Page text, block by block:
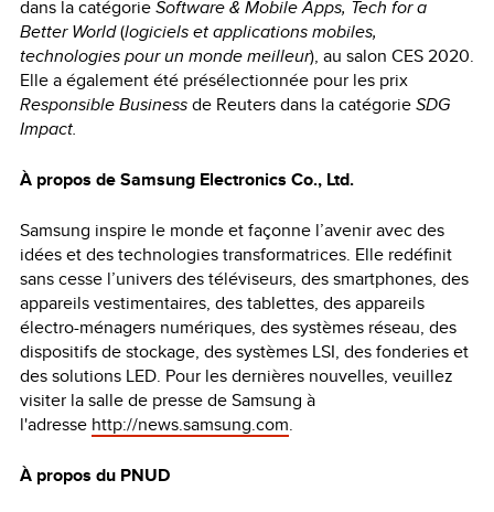
dans la catégorieSoftware & Mobile Apps, Tech for a
Better World(logiciels et applications mobiles,
technologies pour un monde meilleur), au salon CES 2020.
Elle a également été présélectionnée pour les prix
Responsible Businessde Reuters dans la catégorieSDG
Impact.
À propos de Samsung Electronics Co., Ltd.
Samsung inspire le monde et façonne l’avenir avec des
idées et des technologies transformatrices. Elle redéfinit
sans cesse l’univers des téléviseurs, des smartphones, des
appareils vestimentaires, des tablettes, des appareils
électro-ménagers numériques, des systèmes réseau, des
dispositifs de stockage, des systèmes LSI, des fonderies et
des solutions LED. Pour les dernières nouvelles, veuillez
visiter la salle de presse de Samsung à
l'adresse http://news.samsung.com.
À propos du PNUD